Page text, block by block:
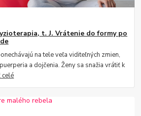
t. J. Vrátenie do formy po
na tele veľa viditeľných zmien,
a dojčenia. Ženy sa snažia vrátiť k
celé